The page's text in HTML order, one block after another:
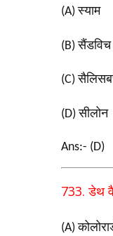
(A)स्याम
(B)सैंडविच
(C)
(D)सीलोन
Ans:- (D)
733.डेथ
(A)